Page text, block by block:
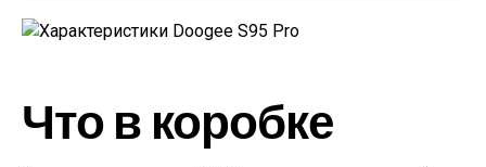
Что в коробке